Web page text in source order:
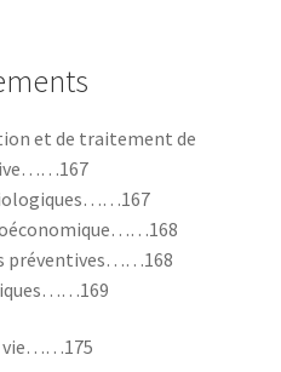
et de traitement de
préventives……168
vie……175